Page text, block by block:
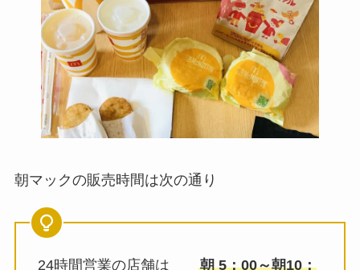
朝マックの販売時間は次の通り
24時間営業の店舗は 朝 5：00～朝10：